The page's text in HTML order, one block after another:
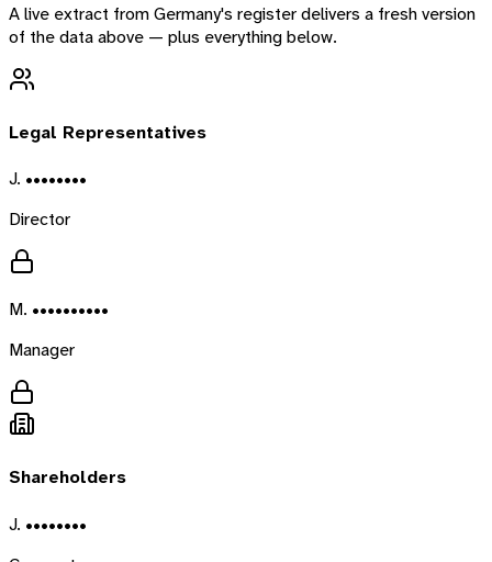
A live extract fromGermany's register delivers a fresh version
of the data above — plus everything below.
Legal Representatives
J. ••••••••
Director
M. ••••••••••
Manager
Shareholders
J. ••••••••